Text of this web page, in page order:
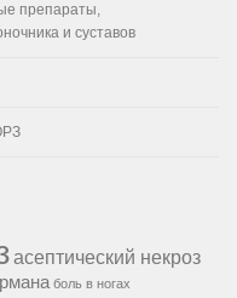
препараты,
и суставов
асептический некроз
боль в ногах